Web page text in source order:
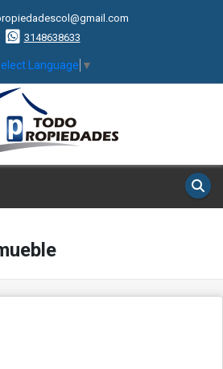
3148638633
Language ▼